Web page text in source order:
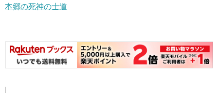
本郷の死神の士道